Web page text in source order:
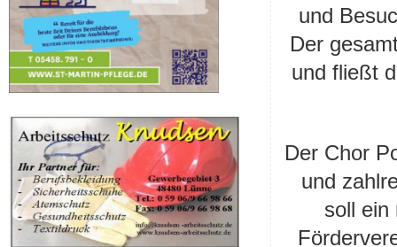
und
Der
und fließt
Der Chor
und
soll ein